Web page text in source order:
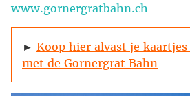
www.gornergratbahn.ch
► Koop hier alvast je
met de Gornergrat Bahn